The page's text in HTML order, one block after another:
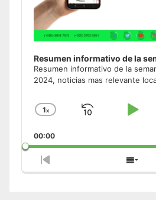
Resumen informativo de la
Resumen informativo de la
2024, noticias mas relevante
Change
Rate
1x
Skip
Play
00:00
Previous
Episode
Show